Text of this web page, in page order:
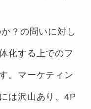
？の問いに対し
化する上でのフ
。マーケティン
は沢山あり、4P